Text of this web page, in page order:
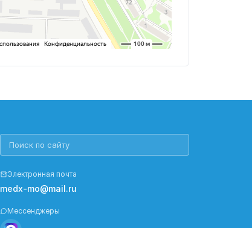
Электронная почта
medx-mo@mail.ru
Мессенджеры